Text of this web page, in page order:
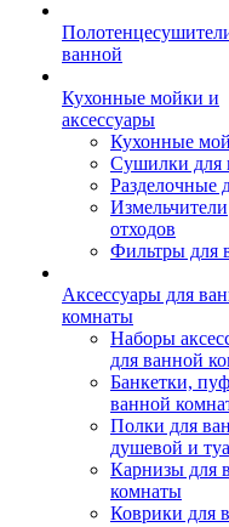
ванной
Кухонные мойки и
аксессуары
Кухонные
Сушилки для
Разделочные
Измельчители
отходов
Фильтры для
Аксессуары для
комнаты
Наборы
для ванной
Банкетки,
ванной
Полки для
душевой и
Карнизы для
комнаты
Коврики для